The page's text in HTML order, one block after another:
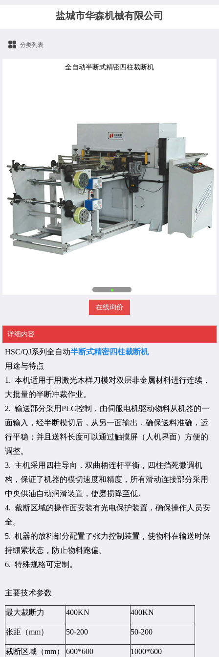
盐城市华森机械有限公司
分类列表
全自动半断式精密四柱裁断机
在线询价
详细内容
HSC/QJ系列全自动半断式精密四柱裁断机
用途与特点
1. 本机适用于用激光木样刀模对双层非金属材料进行连续，
大批量的半断冲裁作业。
2. 输送部分采用PLC控制，由伺服电机驱动物料从机器的一
面输入，经半断模切后，从另一面输出，确保送料准确，运
行平稳；并且送料长度可以通过触摸屏（人机界面）方便的
调整。
3. 主机采用四柱导向，双曲柄连杆平衡，四柱挡死微调机
构，保证了机器的模切速度和精度，所有滑动连接部分采用
中央供油自动润滑装置，使磨损降至低。
4. 裁断区域的操作面安装有光电保护装置，确保操作人员安
全。
5. 机器的放料部分配置了张力控制装置，使物料在输送时保
持绷紧状态，防止物料跑偏。
6. 特殊规格可定制。
主要技术参数
最大裁断力 400KN 400KN
张距（mm） 50-200 50-200
裁断区域（mm） 600*600 1000*600